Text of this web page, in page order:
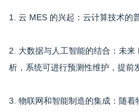
1. 云 MES 的兴起：云计算技术的
2. 大数据与人工智能的结合：未
析，系统可进行预测性维护，提前
3. 物联网和智能制造的集成：随